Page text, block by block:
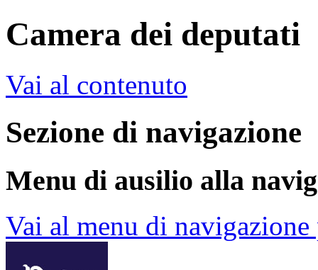
Camera dei deputati
Vai al contenuto
Sezione di navigazione
Menu di ausilio alla
Vai al menu di